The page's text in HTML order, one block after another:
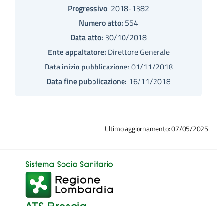
Progressivo: 2018-1382
Numero atto: 554
Data atto: 30/10/2018
Ente appaltatore: Direttore Generale
Data inizio pubblicazione: 01/11/2018
Data fine pubblicazione: 16/11/2018
Ultimo aggiornamento: 07/05/2025